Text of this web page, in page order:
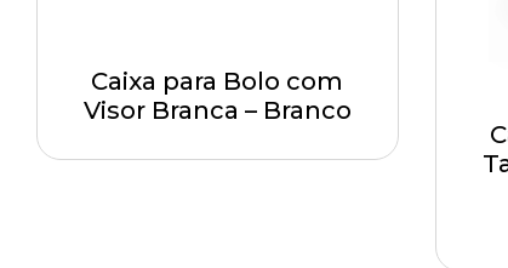
Caixa para Bolo com
Visor Branca – Branco